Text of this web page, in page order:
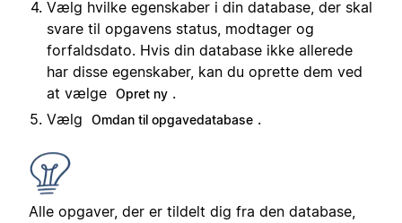
Vælg hvilke egenskaber i din database, der skal
svare til opgavens status, modtager og
forfaldsdato. Hvis din database ikke allerede
har disse egenskaber, kan du oprette dem ved
at vælge Opret ny .
Vælg
Omdan til opgavedatabase .
Alle opgaver, der er tildelt dig fra den database,